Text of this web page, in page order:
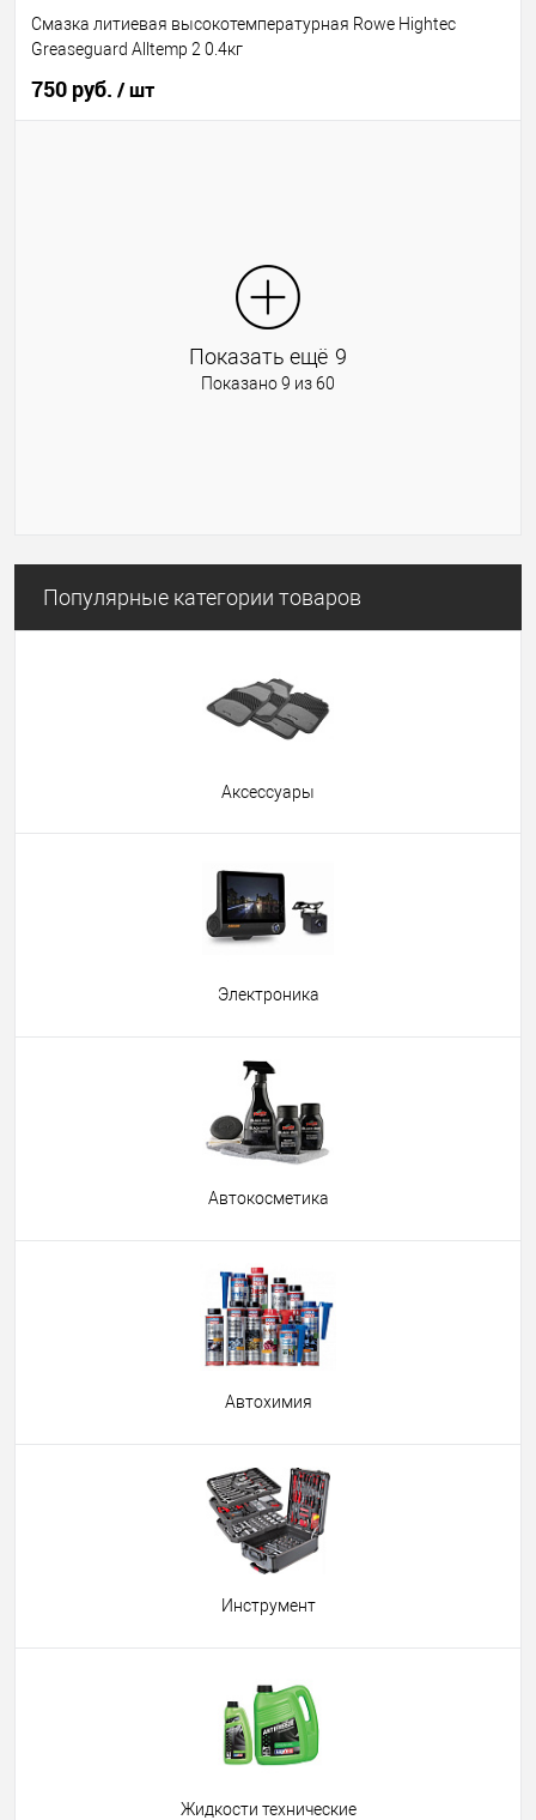
Смазка литиевая высокотемпературная Rowe Hightec
Greaseguard Alltemp 2 0.4кг
750 руб. / шт
Показать ещё 9
Показано 9 из 60
Популярные категории товаров
Аксессуары
Электроника
Автокосметика
Автохимия
Инструмент
Жидкости технические